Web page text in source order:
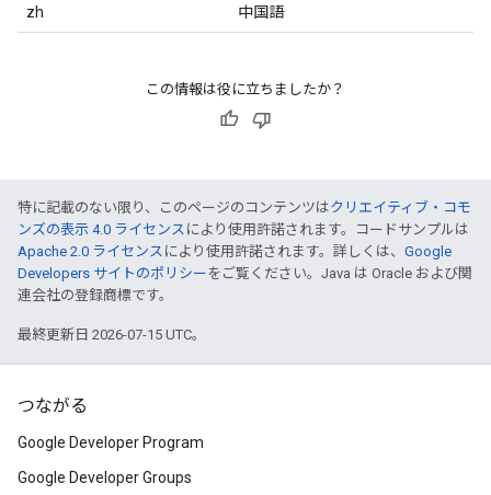
zh 中国語
この情報は役に立ちましたか？
特に記載のない限り、このページのコンテンツはクリエイティブ・コモ
ンズの表示 4.0 ライセンス により使用許諾されます。コードサンプルは
Apache 2.0 ライセンス により使用許諾されます。詳しくは、 Google
Developers サイトのポリシー をご覧ください。Java は Oracle および関
連会社の登録商標です。
最終更新日 2026-07-15 UTC。
つながる
Google Developer Program
Google Developer Groups